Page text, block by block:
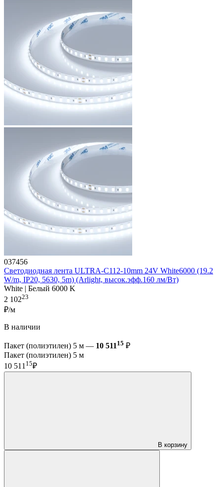
037456
Светодиодная лента ULTRA-C112-10mm 24V White6000 (19.2
W/m, IP20, 5630, 5m) (Arlight, высок.эфф.160 лм/Вт)
White | Белый 6000 K
2 10223
₽/м
В наличии
Пакет (полиэтилен) 5 м — 10 51115 ₽
Пакет (полиэтилен) 5 м
10 51115₽
В корзину